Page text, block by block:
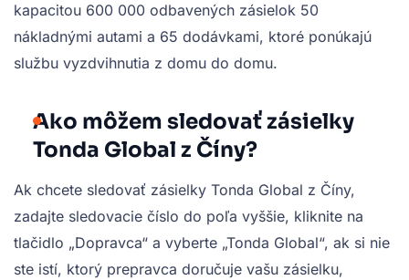
kapacitou 600 000 odbavených zásielok 50
nákladnými autami a 65 dodávkami, ktoré ponúkajú
službu vyzdvihnutia z domu do domu.
Ako môžem sledovať zásielky
Tonda Global z Číny?
Ak chcete sledovať zásielky Tonda Global z Číny,
zadajte sledovacie číslo do poľa vyššie, kliknite na
tlačidlo „Dopravca“ a vyberte „Tonda Global“, ak si nie
ste istí, ktorý prepravca doručuje vašu zásielku,